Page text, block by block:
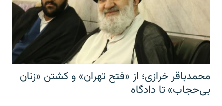
محمدباقر خرازی؛ از «فتح تهران» و کشتن «زنان
بی‌حجاب» تا دادگاه